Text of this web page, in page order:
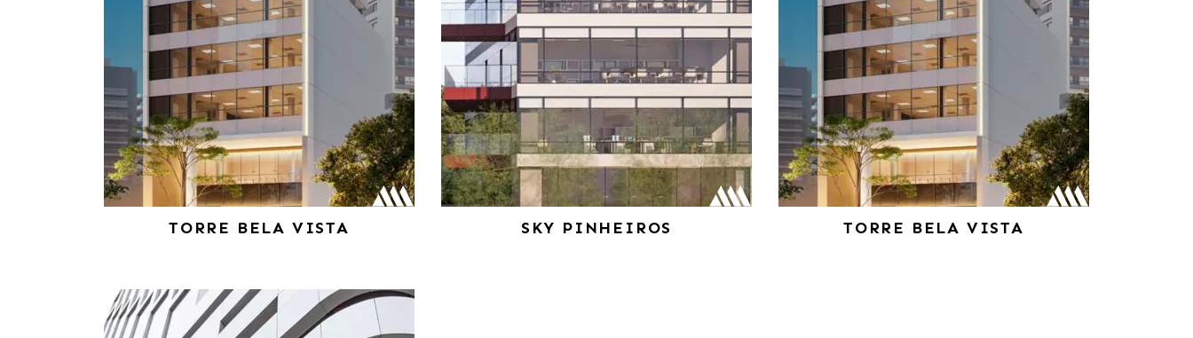
TORRE BELA VISTA SKY PINHEIROS TORRE BELA VISTA